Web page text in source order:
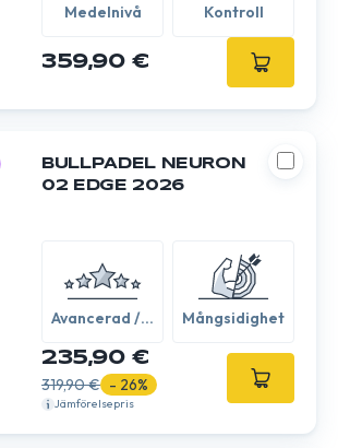
Medelnivå Kontroll
359,90 €
BULLPADEL NEURON
02 EDGE 2026
Avancerad /
Mångsidighet
235,90 €
319,90 € - 26%
Jämförelsepris